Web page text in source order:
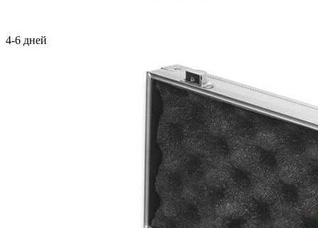
4-6 дней